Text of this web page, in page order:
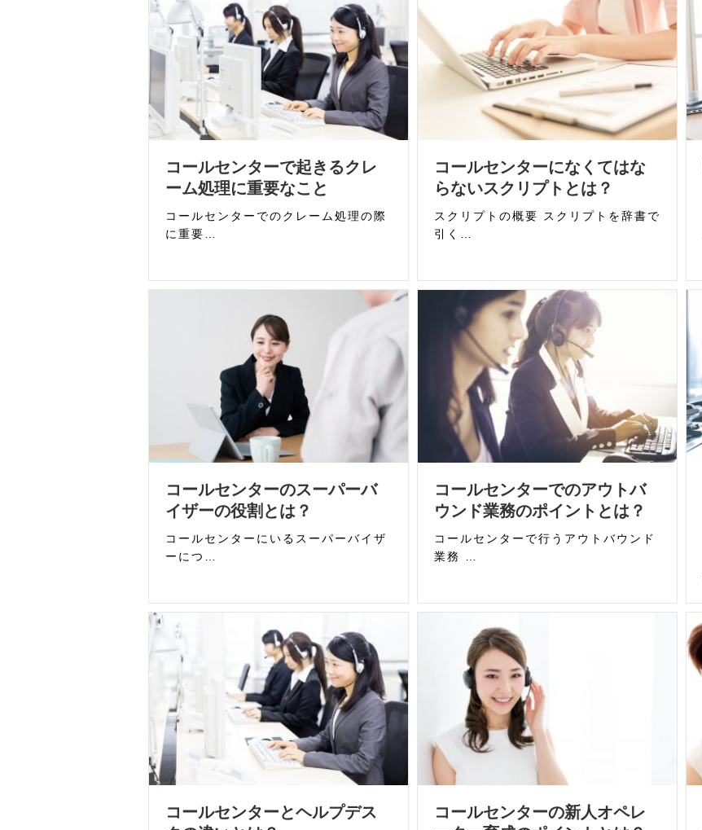
コールセンターで起きるクレ
ーム処理に重要なこと
コールセンターでのクレーム処理の際
に重要…
コールセンターになくてはな
らないスクリプトとは？
スクリプトの概要 スクリプトを辞書で
引く…
コールセンターのスーパーバ
イザーの役割とは？
コールセンターにいるスーパーバイザ
ーにつ…
コールセンターでのアウトバ
ウンド業務のポイントとは？
コールセンターで行うアウトバウンド
業務 …
コールセンターとヘルプデス
コールセンターの新人オペレ